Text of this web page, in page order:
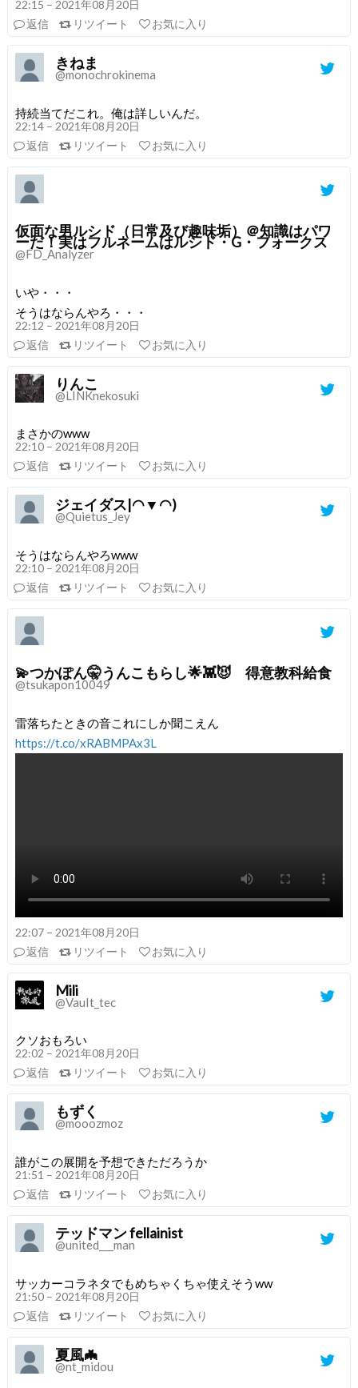
22:15 – 2021年08月20日
返信
リツイート お気に入り
きねま
@monochrokinema
持続当てだこれ。俺は詳しいんだ。
22:14 – 2021年08月20日
返信
リツイート お気に入り
仮面な男ルシド（日常及び趣味垢）＠知識はパワ
ーだ！実はフルネームはルシド・G・フォークス
@FD_Analyzer
いや・・・
そうはならんやろ・・・
22:12 – 2021年08月20日
返信
リツイート お気に入り
りんこ
@LINKnekosuki
まさかのwww
22:10 – 2021年08月20日
返信
リツイート お気に入り
ジェイダス|◠▼◠)
@Quietus_Jey
そうはならんやろwww
22:10 – 2021年08月20日
返信
リツイート お気に入り
💫つかぽん🤫うんこもらし🌟👾😈 得意教科給食
@tsukapon10049
雷落ちたときの音これにしか聞こえん
https://t.co/xRABMPAx3L
22:07 – 2021年08月20日
返信
リツイート お気に入り
Mili
@VauIt_tec
クソおもろい
22:02 – 2021年08月20日
返信
リツイート お気に入り
もずく
@mooozmoz
誰がこの展開を予想できただろうか
21:51 – 2021年08月20日
返信
リツイート お気に入り
テッドマン fellainist
@united___man
サッカーコラネタでもめちゃくちゃ使えそうww
21:50 – 2021年08月20日
返信
リツイート お気に入り
夏風🦇
@nt_midou